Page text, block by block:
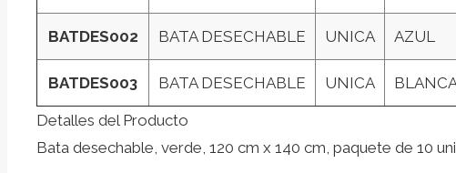
BATDES002 BATA DESECHABLE UNICA AZUL
BATDES003 BATA DESECHABLE UNICA
Detalles del Producto
Bata desechable, verde, 120 cm x 140 cm, paquete de 10